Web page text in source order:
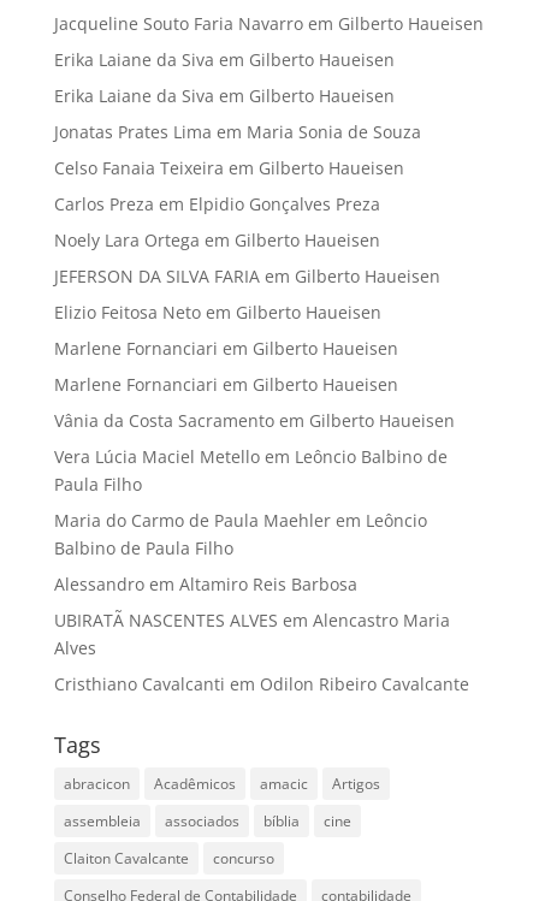
Jacqueline Souto Faria Navarroem Gilberto Haueisen
Erika Laiane da Siva em Gilberto Haueisen
Erika Laiane da Siva em Gilberto Haueisen
Jonatas Prates Lima em Maria Sonia de Souza
Celso Fanaia Teixeira em Gilberto Haueisen
Carlos Preza em Elpidio Gonçalves Preza
Noely Lara Ortega em Gilberto Haueisen
JEFERSON DA SILVA FARIAem Gilberto Haueisen
Elizio Feitosa Netoem Gilberto Haueisen
Marlene Fornanciari em Gilberto Haueisen
Marlene Fornanciari em Gilberto Haueisen
Vânia da Costa Sacramentoem Gilberto Haueisen
Vera Lúcia Maciel Metelloem Leôncio Balbino de
Paula Filho
Maria do Carmo de Paula Maehlerem Leôncio
Balbino de Paula Filho
Alessandroem Altamiro Reis Barbosa
UBIRATÃ NASCENTES ALVES em Alencastro Maria
Alves
Cristhiano Cavalcanti em Odilon Ribeiro Cavalcante
Tags
abracicon Acadêmicos amacic
Artigos
assembleia
associados bíblia
cine
Claiton Cavalcante
concurso
Conselho Federal de Contabilidade
contabilidade